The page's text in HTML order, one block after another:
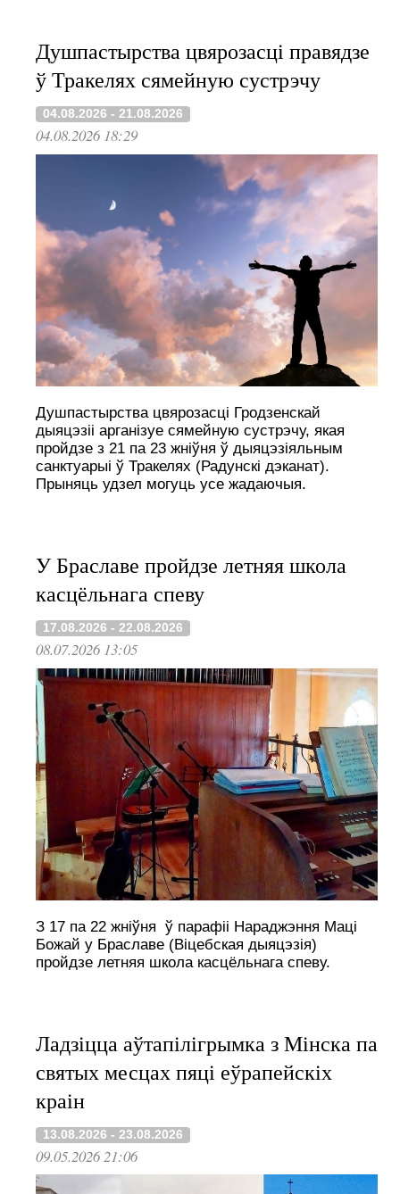
Душпастырства цвярозасці правядзе
ў Тракелях сямейную сустрэчу
04.08.2026 - 21.08.2026
04.08.2026 18:29
Душпастырства цвярозасці Гродзенскай
дыяцэзіі арганізуе сямейную сустрэчу, якая
пройдзе з 21 па 23 жніўня ў дыяцэзіяльным
санктуарыі ў Тракелях (Радунскі дэканат).
Прыняць удзел могуць усе жадаючыя.
У Браславе пройдзе летняя школа
касцёльнага спеву
17.08.2026 - 22.08.2026
08.07.2026 13:05
З 17 па 22 жніўня ў парафіі Нараджэння Маці
Божай у Браславе (Віцебская дыяцэзія)
пройдзе летняя школа касцёльнага спеву.
Ладзіцца аўтапілігрымка з Мінска па
святых месцах пяці еўрапейскіх
краін
13.08.2026 - 23.08.2026
09.05.2026 21:06